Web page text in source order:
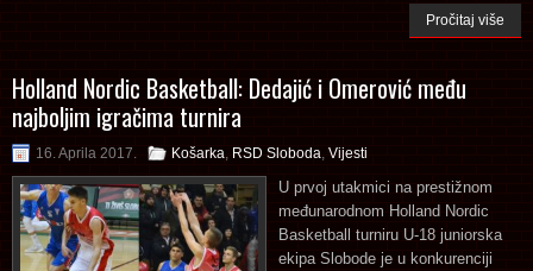
Pročitaj više
Holland Nordic Basketball: Dedajić i Omerović među
najboljim igračima turnira
16. Aprila 2017. Košarka RSD Sloboda Vijesti
U prvoj utakmici na prestižnom
međunarodnom Holland Nordic
Basketball turniru U-18 juniorska
ekipa Slobode je u konkurenciji